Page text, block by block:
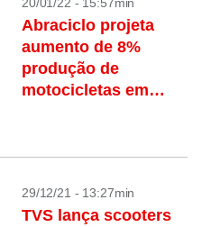
Abraciclo projeta
aumento de 8%
produção de
motocicletas em
29/12/21 - 13:27min
TVS lança scooters